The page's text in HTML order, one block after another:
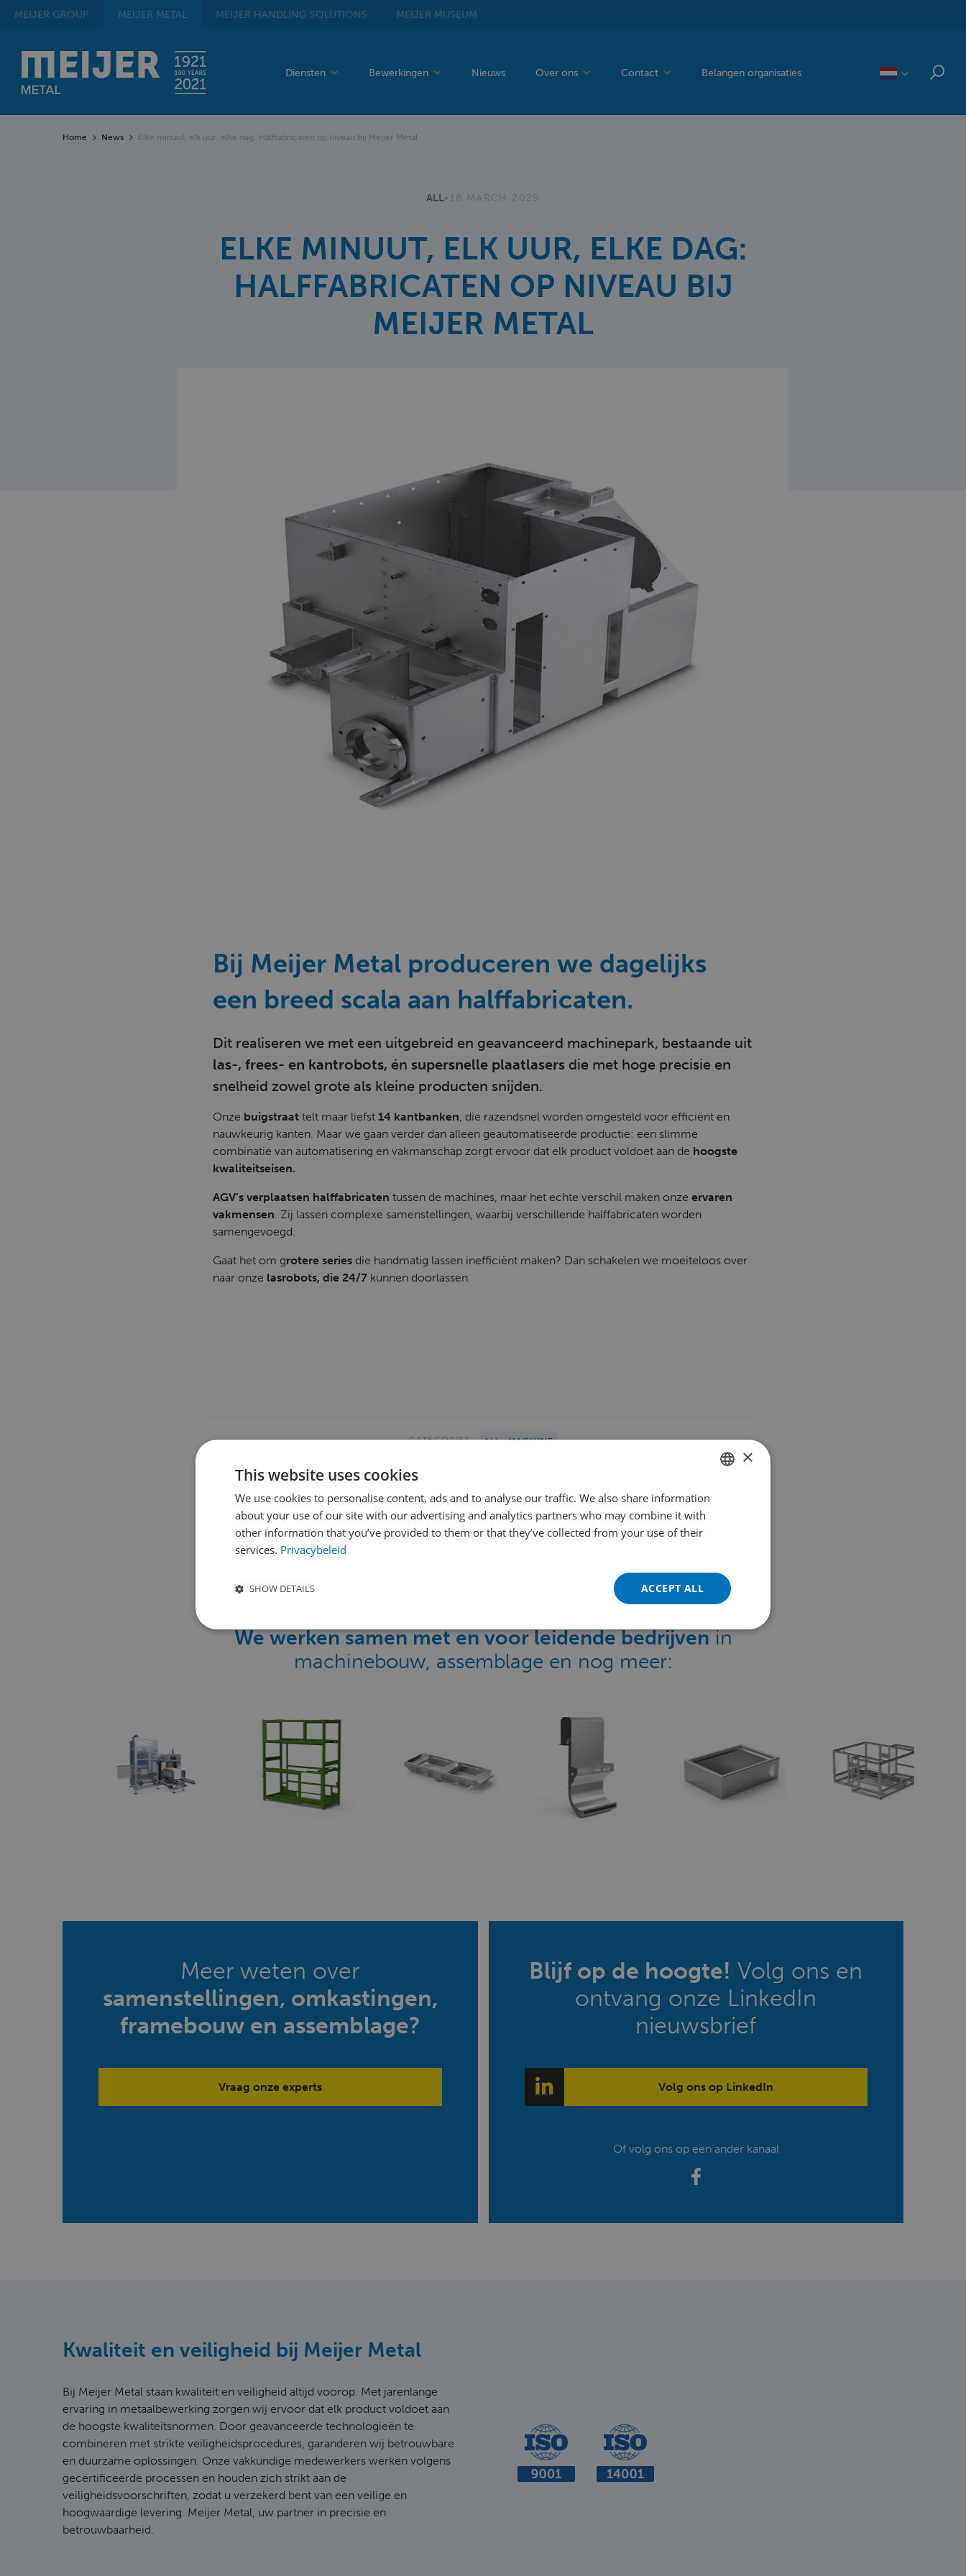
MEIJER GROUP MEIJER METAL MEIJER HANDLING SOLUTIONS MEIJER MUSEUM
Diensten Bewerkingen Nieuws Over ons Contact Belangen organisaties
Home News Elke minuut, elk uur, elke dag: Halffabricaten op niveau bij Meijer Metal
ALL• 18 MARCH 2025
ELKE MINUUT, ELK UUR, ELKE DAG:
HALFFABRICATEN OP NIVEAU BIJ
MEIJER METAL
Bij Meijer Metal produceren we dagelijks
een breed scala aan halffabricaten.
Dit realiseren we met een uitgebreid en geavanceerd machinepark, bestaande uit
las-, frees- en kantrobots, én supersnelle plaatlasers die met hoge precisie en
snelheid zowel grote als kleine producten snijden.
Onze buigstraat telt maar liefst 14 kantbanken, die razendsnel worden omgesteld voor efficiënt en
nauwkeurig kanten. Maar we gaan verder dan alleen geautomatiseerde productie: een slimme
combinatie van automatisering en vakmanschap zorgt ervoor dat elk product voldoet aan de hoogste
kwaliteitseisen.
AGV’s verplaatsen halffabricaten tussen de machines, maar het echte verschil maken onze ervaren
vakmensen. Zij lassen complexe samenstellingen, waarbij verschillende halffabricaten worden
samengevoegd.
Gaat het om grotere series die handmatig lassen inefficiënt maken? Dan schakelen we moeiteloos over
naar onze lasrobots, die 24/7 kunnen doorlassen.
CATEGORIES: ALL MACHINE
SHARE THIS PAGE
We werken samen met en voor leidende bedrijvenin
machinebouw, assemblage en nog meer:
Meer weten over
samenstellingen, omkastingen,
framebouw en assemblage?
Vraag onze experts
Blijf op de hoogte! Volg ons en
ontvang onze LinkedIn
nieuwsbrief
Volg ons op LinkedIn
Of volg ons op een ander kanaal
Kwaliteit en veiligheid bij Meijer Metal
Bij Meijer Metal staan kwaliteit en veiligheid altijd voorop. Met jarenlange
ervaring in metaalbewerking zorgen wij ervoor dat elk product voldoet aan
de hoogste kwaliteitsnormen. Door geavanceerde technologieën te
combineren met strikte veiligheidsprocedures, garanderen wij betrouwbare
en duurzame oplossingen. Onze vakkundige medewerkers werken volgens
gecertificeerde processen en houden zich strikt aan de
veiligheidsvoorschriften, zodat u verzekerd bent van een veilige en
hoogwaardige levering. Meijer Metal, uw partner in precisie en
betrouwbaarheid.
DUTCH
ENGLISH
POLISH
SPANISH
×
This website uses cookies
We use cookies to personalise content, ads and to analyse our traffic. We also share information
about your use of our site with our advertising and analytics partners who may combine it with
other information that you’ve provided to them or that they’ve collected from your use of their
services. Privacybeleid
ACCEPT ALL
SHOW DETAILS